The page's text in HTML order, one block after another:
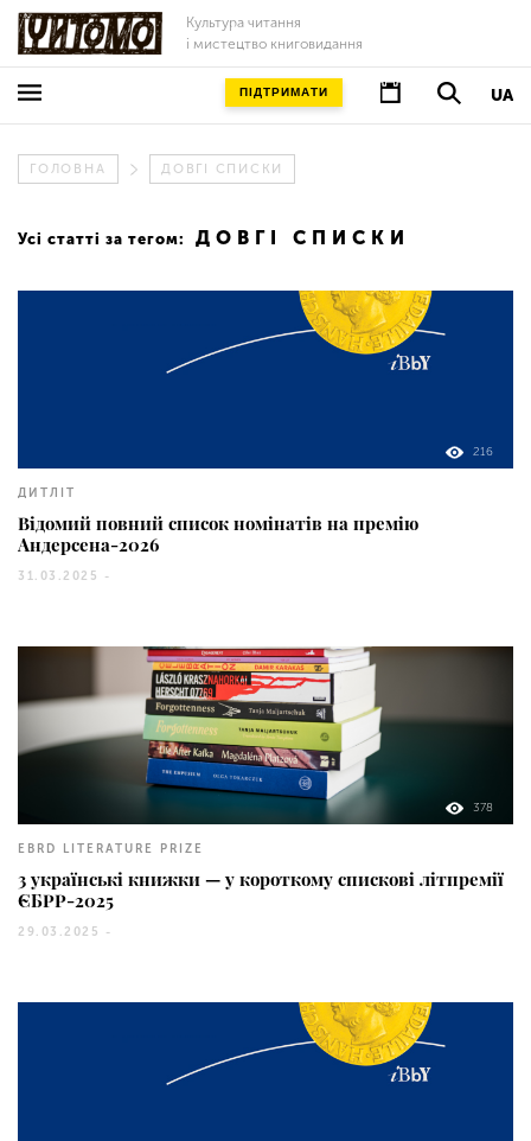
Культура читання
і мистецтво книговидання
UA
ПІДТРИМАТИ
ГОЛОВНА ДОВГІ СПИСКИ
Усі статті за тегом: ДОВГІ СПИСКИ
216
ДИТЛІТ
Відомий повний список номінатів на премію
Андерсена-2026
31.03.2025 -
378
EBRD LITERATURE PRIZE
3 українські книжки — у короткому спискові літпремії
ЄБРР-2025
29.03.2025 -